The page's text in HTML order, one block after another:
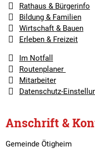
Rathaus & Bürgerinfo
Bildung & Familien
Wirtschaft & Bauen
Erleben & Freizeit
Im Notfall
Routenplaner
Mitarbeiter
Datenschutz-
Anschrift &
Gemeinde Ötigheim